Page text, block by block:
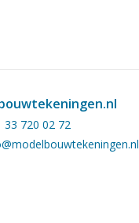
33 720 02 72